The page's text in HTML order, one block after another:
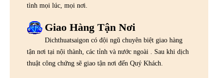
tình mọi lúc, mọi nơi.
Giao Hàng Tận Nơi
Dichthuatsaigon có đội ngũ chuyên biệt giao hàng
tận nơi tại nội thành, các tỉnh và nước ngoài . Sau khi dịch
thuật công chứng sẽ giao tận nơi đến Quý Khách.